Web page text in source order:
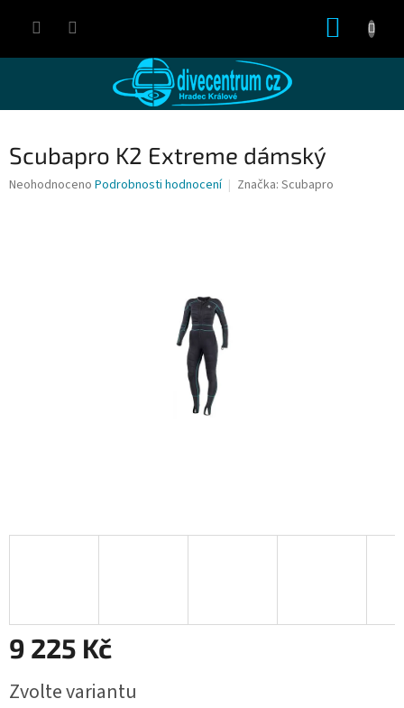
Scubapro K2 Extreme dámský
Průměrné
Neohodnoceno Podrobnosti hodnocení Značka: Scubapro
9 225 Kč
cena:
Zvolte variantu